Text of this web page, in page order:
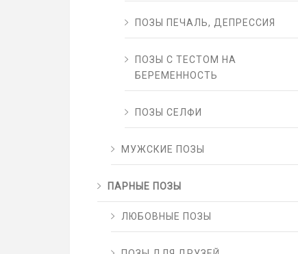
ПОЗЫ ПЕЧАЛЬ, ДЕПРЕССИЯ
ПОЗЫ С ТЕСТОМ НА
БЕРЕМЕННОСТЬ
ПОЗЫ СЕЛФИ
МУЖСКИЕ ПОЗЫ
ПАРНЫЕ ПОЗЫ
ЛЮБОВНЫЕ ПОЗЫ